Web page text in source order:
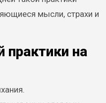
мысли, страхи и
практики на